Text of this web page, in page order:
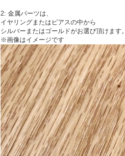
2: 金属パーツは、
イヤリングまたはピアスの中から
シルバーまたはゴールドがお選び頂けます。
※画像はイメージです